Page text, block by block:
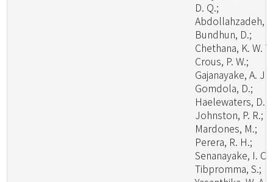
D. Q.;
Abdollahzadeh,
Bundhun, D.;
Chethana, K. W.
Crous, P. W.;
Gajanayake, A. J.;
Gomdola, D.;
Haelewaters, D.;
Johnston, P. R.;
Mardones, M.;
Perera, R. H.;
Senanayake, I. C.;
Tibpromma, S.;